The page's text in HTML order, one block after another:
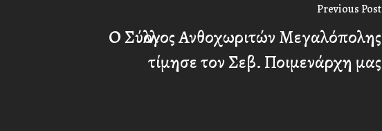
Previous Post
Ο Σύλλογος Ανθοχωριτών Μεγαλόπολης
τίμησε τον Σεβ. Ποιμενάρχη μας